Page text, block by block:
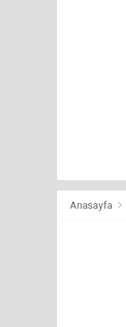
Anasayfa